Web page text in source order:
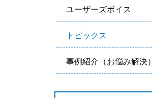
ユーザーズボイス
トピックス
事例紹介（お悩み解決）